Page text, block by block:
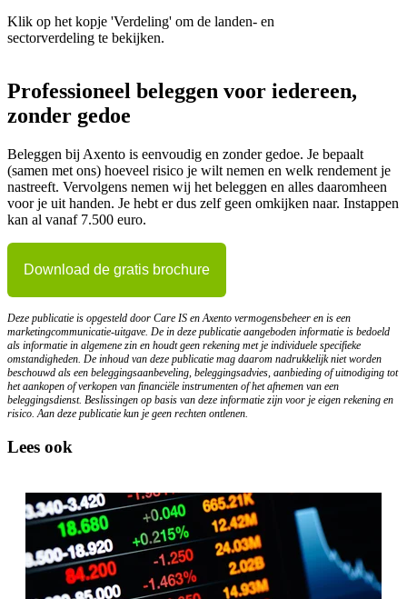
Klik op het kopje 'Verdeling' om de landen- en
sectorverdeling te bekijken.
Professioneel beleggen voor iedereen,
zonder gedoe
Beleggen bij Axento is eenvoudig en zonder gedoe. Je bepaalt
(samen met ons) hoeveel risico je wilt nemen en welk rendement je
nastreeft. Vervolgens nemen wij het beleggen en alles daaromheen
voor je uit handen. Je hebt er dus zelf geen omkijken naar. Instappen
kan al vanaf 7.500 euro.
Download de gratis brochure
Deze publicatie is opgesteld door Care IS en Axento vermogensbeheer en is een
marketingcommunicatie-uitgave. De in deze publicatie aangeboden informatie is bedoeld
als informatie in algemene zin en houdt geen rekening met je individuele specifieke
omstandigheden. De inhoud van deze publicatie mag daarom nadrukkelijk niet worden
beschouwd als een beleggingsaanbeveling, beleggingsadvies, aanbieding of uitnodiging tot
het aankopen of verkopen van financiële instrumenten of het afnemen van een
beleggingsdienst. Beslissingen op basis van deze informatie zijn voor je eigen rekening en
risico. Aan deze publicatie kun je geen rechten ontlenen.
Lees ook